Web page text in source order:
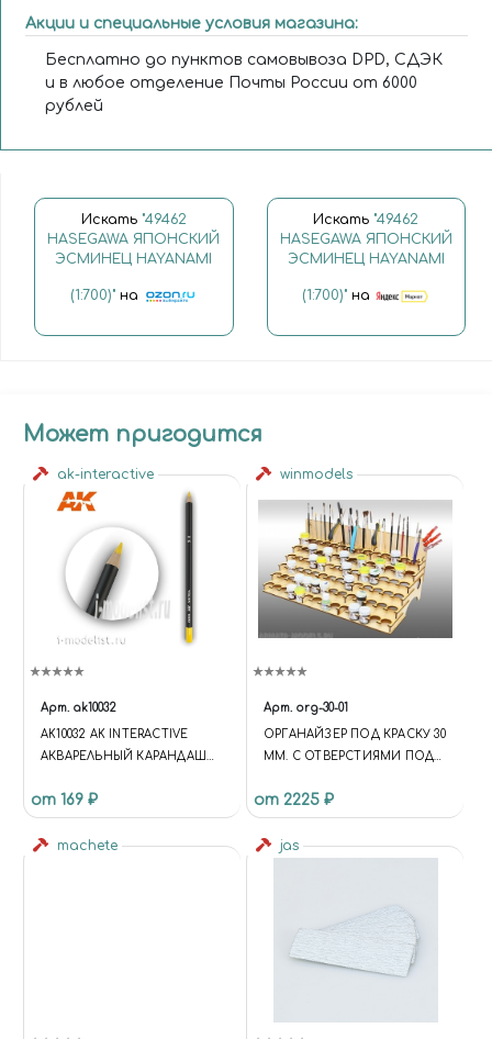
Акции и специальные условия магазина:
Бесплатно до пунктов самовывоза DPD, СДЭК
и в любое отделение Почты России от 6000
рублей
Искать "49462
HASEGAWA ЯПОНСКИЙ
ЭСМИНЕЦ HAYANAMI
(1:700)"на
Искать "49462
HASEGAWA ЯПОНСКИЙ
ЭСМИНЕЦ HAYANAMI
(1:700)" на
Может пригодится
ak-interactive
Арт. ak10032
AK10032 AK INTERACTIVE
АКВАРЕЛЬНЫЙ КАРАНДАШ
PENCIL YELLOW
от 169 ₽
winmodels
Арт. org-30-01
ОРГАНАЙЗЕР ПОД КРАСКУ 30
ММ. С ОТВЕРСТИЯМИ ПОД
от 2225 ₽
machete jas